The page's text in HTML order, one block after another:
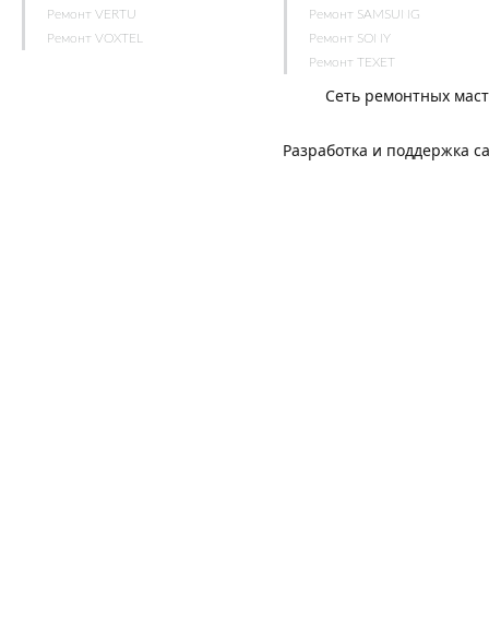
Ремонт VERTU
Ремонт VOXTEL
Ремонт SAMSUNG
Ремонт SONY
Ремонт TEXET
Сеть ремонтных
Разработка и поддержка